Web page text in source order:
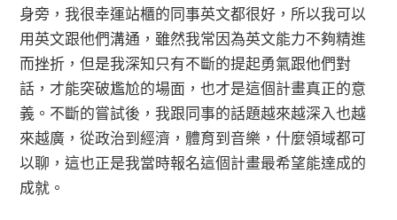
身旁，我很幸運站櫃的同事英文都很好，所以我可以
用英文跟他們溝通，雖然我常因為英文能力不夠精進
而挫折，但是我深知只有不斷的提起勇氣跟他們對
話，才能突破尷尬的場面，也才是這個計畫真正的意
義。不斷的嘗試後，我跟同事的話題越來越深入也越
來越廣，從政治到經濟，體育到音樂，什麼領域都可
以聊，這也正是我當時報名這個計畫最希望能達成的
成就。